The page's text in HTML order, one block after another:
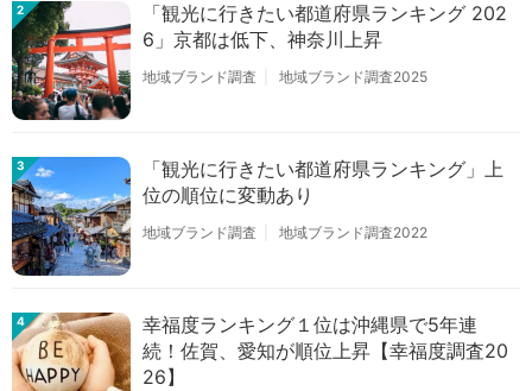
2
「観光に行きたい都道府県ランキング 202
6」京都は低下、神奈川上昇
地域ブランド調査 地域ブランド調査2025
3
「観光に行きたい都道府県ランキング」上
位の順位に変動あり
地域ブランド調査 地域ブランド調査2022
4
幸福度ランキング１位は沖縄県で5年連
続！佐賀、愛知が順位上昇【幸福度調査20
26】